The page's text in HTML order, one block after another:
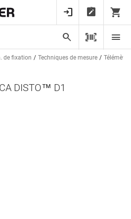
de fixation Techniques de mesure Télémètre
DISTO™ D1